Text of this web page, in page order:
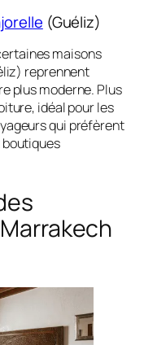
(Guéliz)
maisons
reprennent
plus moderne. Plus
idéal pour les
qui préfèrent